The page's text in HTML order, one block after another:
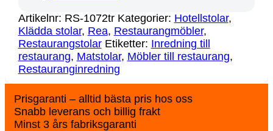
Artikelnr: RS-1072tr Kategorier: Hotellstolar,
Klädda stolar, Rea, Restaurangmöbler,
Restaurangstolar Etiketter: Inredning till
restaurang, Matstolar, Möbler till restaurang,
Restauranginredning
Prisgaranti – alltid bästa pris hos oss
Snabb leverans och billig frakt
Minst 3 års fabriksgaranti